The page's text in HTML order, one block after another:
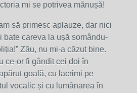
mi se potrivea mănușă!
primesc aplauze, dar nici
bate careva la ușă somându-
Zău, nu mi-a căzut bine.
ce-or fi gândit cei doi în
goală, cu lacrimi pe
vocalic și cu lumânarea în